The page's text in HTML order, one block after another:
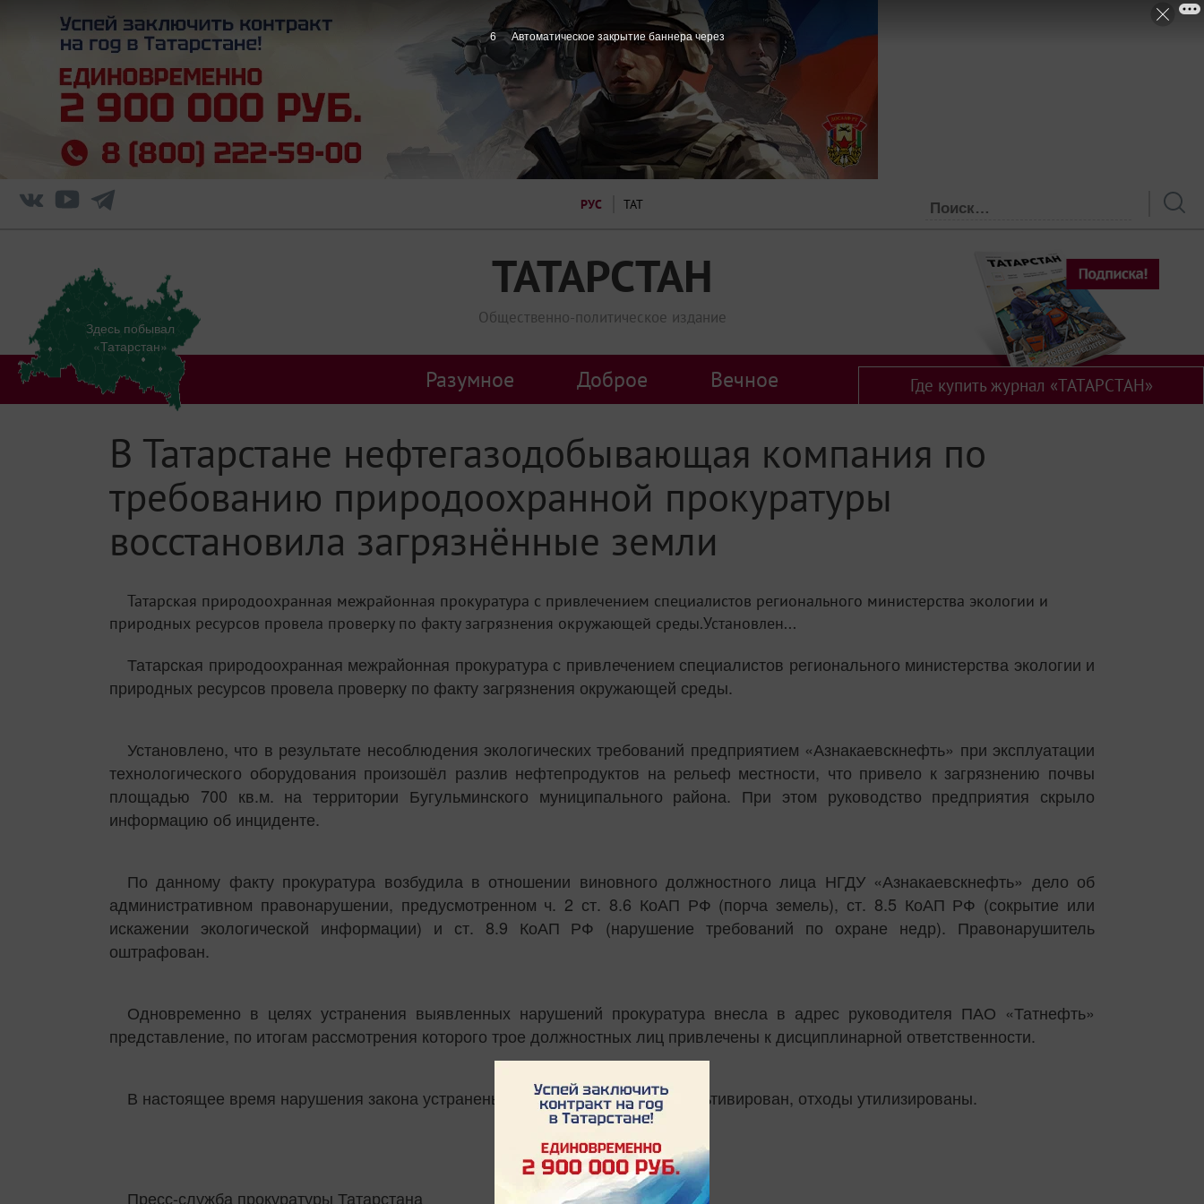
РУС ТАТ
ТАТАРСТАН
Общественно-политическое издание
Здесь побывал
«Татарстан»
Разумное Доброе Вечное Где купить журнал «ТАТАРСТАН»
В Татарстане нефтегазодобывающая компания по
требованию природоохранной прокуратуры
восстановила загрязнённые земли
Татарская природоохранная межрайонная прокуратура с привлечением специалистов регионального министерства экологии и
природных ресурсов провела проверку по факту загрязнения окружающей среды.Установлен...
Татарская природоохранная межрайонная прокуратура с привлечением специалистов регионального министерства экологии и
природных ресурсов провела проверку по факту загрязнения окружающей среды.
Установлено, что в результате несоблюдения экологических требований предприятием «Азнакаевскнефть» при эксплуатации
технологического оборудования произошёл разлив нефтепродуктов на рельеф местности, что привело к загрязнению почвы
площадью 700 кв.м. на территории Бугульминского муниципального района. При этом руководство предприятия скрыло
информацию об инциденте.
По данному факту прокуратура возбудила в отношении виновного должностного лица НГДУ «Азнакаевскнефть» дело об
административном правонарушении, предусмотренном ч. 2 ст. 8.6 КоАП РФ (порча земель), ст. 8.5 КоАП РФ (сокрытие или
искажении экологической информации) и ст. 8.9 КоАП РФ (нарушение требований по охране недр). Правонарушитель
оштрафован.
Одновременно в целях устранения выявленных нарушений прокуратура внесла в адрес руководителя ПАО «Татнефть»
представление, по итогам рассмотрения которого трое должностных лиц привлечены к дисциплинарной ответственности.
В настоящее время нарушения закона устранены- земельный участок рекультивирован, отходы утилизированы.
Пресс-служба прокуратуры Татарстана
5 Автоматическое закрытие баннера через